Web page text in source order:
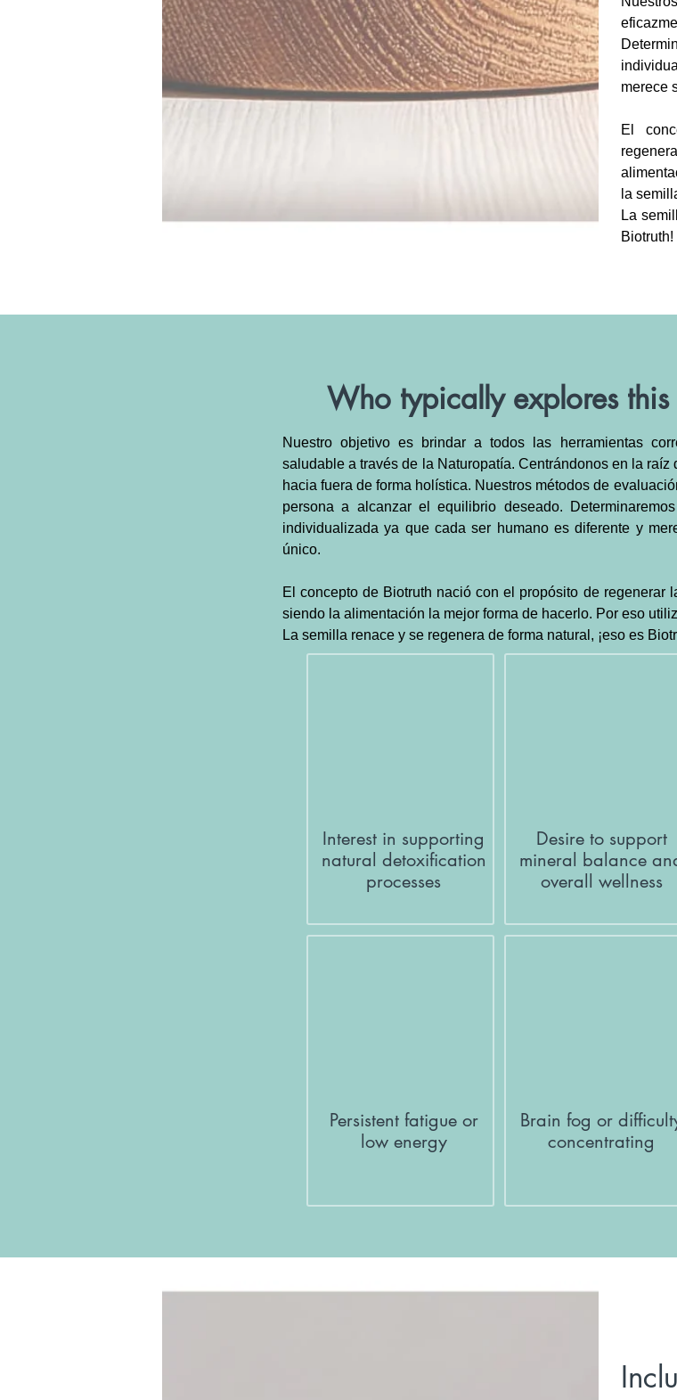
merece
El
la
La
Biotruth!
Who typically explores this
Nuestro objetivo es brindar a todos las herramientas
saludable a través de la Naturopatía. Centrándonos en la
hacia fuera de forma holística. Nuestros métodos de
persona a alcanzar el equilibrio deseado.
individualizada ya que cada ser humano es diferente y
único.
El concepto de Biotruth nació con el propósito de regenerar
siendo la alimentación la mejor forma de hacerlo. Por eso
La semilla renace y se regenera de forma natural, ¡eso es
Desire to support
mineral balance
overall wellness
Brain fog or
concentrating
Interest in supporting
natural detoxification
processes
Persistent fatigue or
low energy